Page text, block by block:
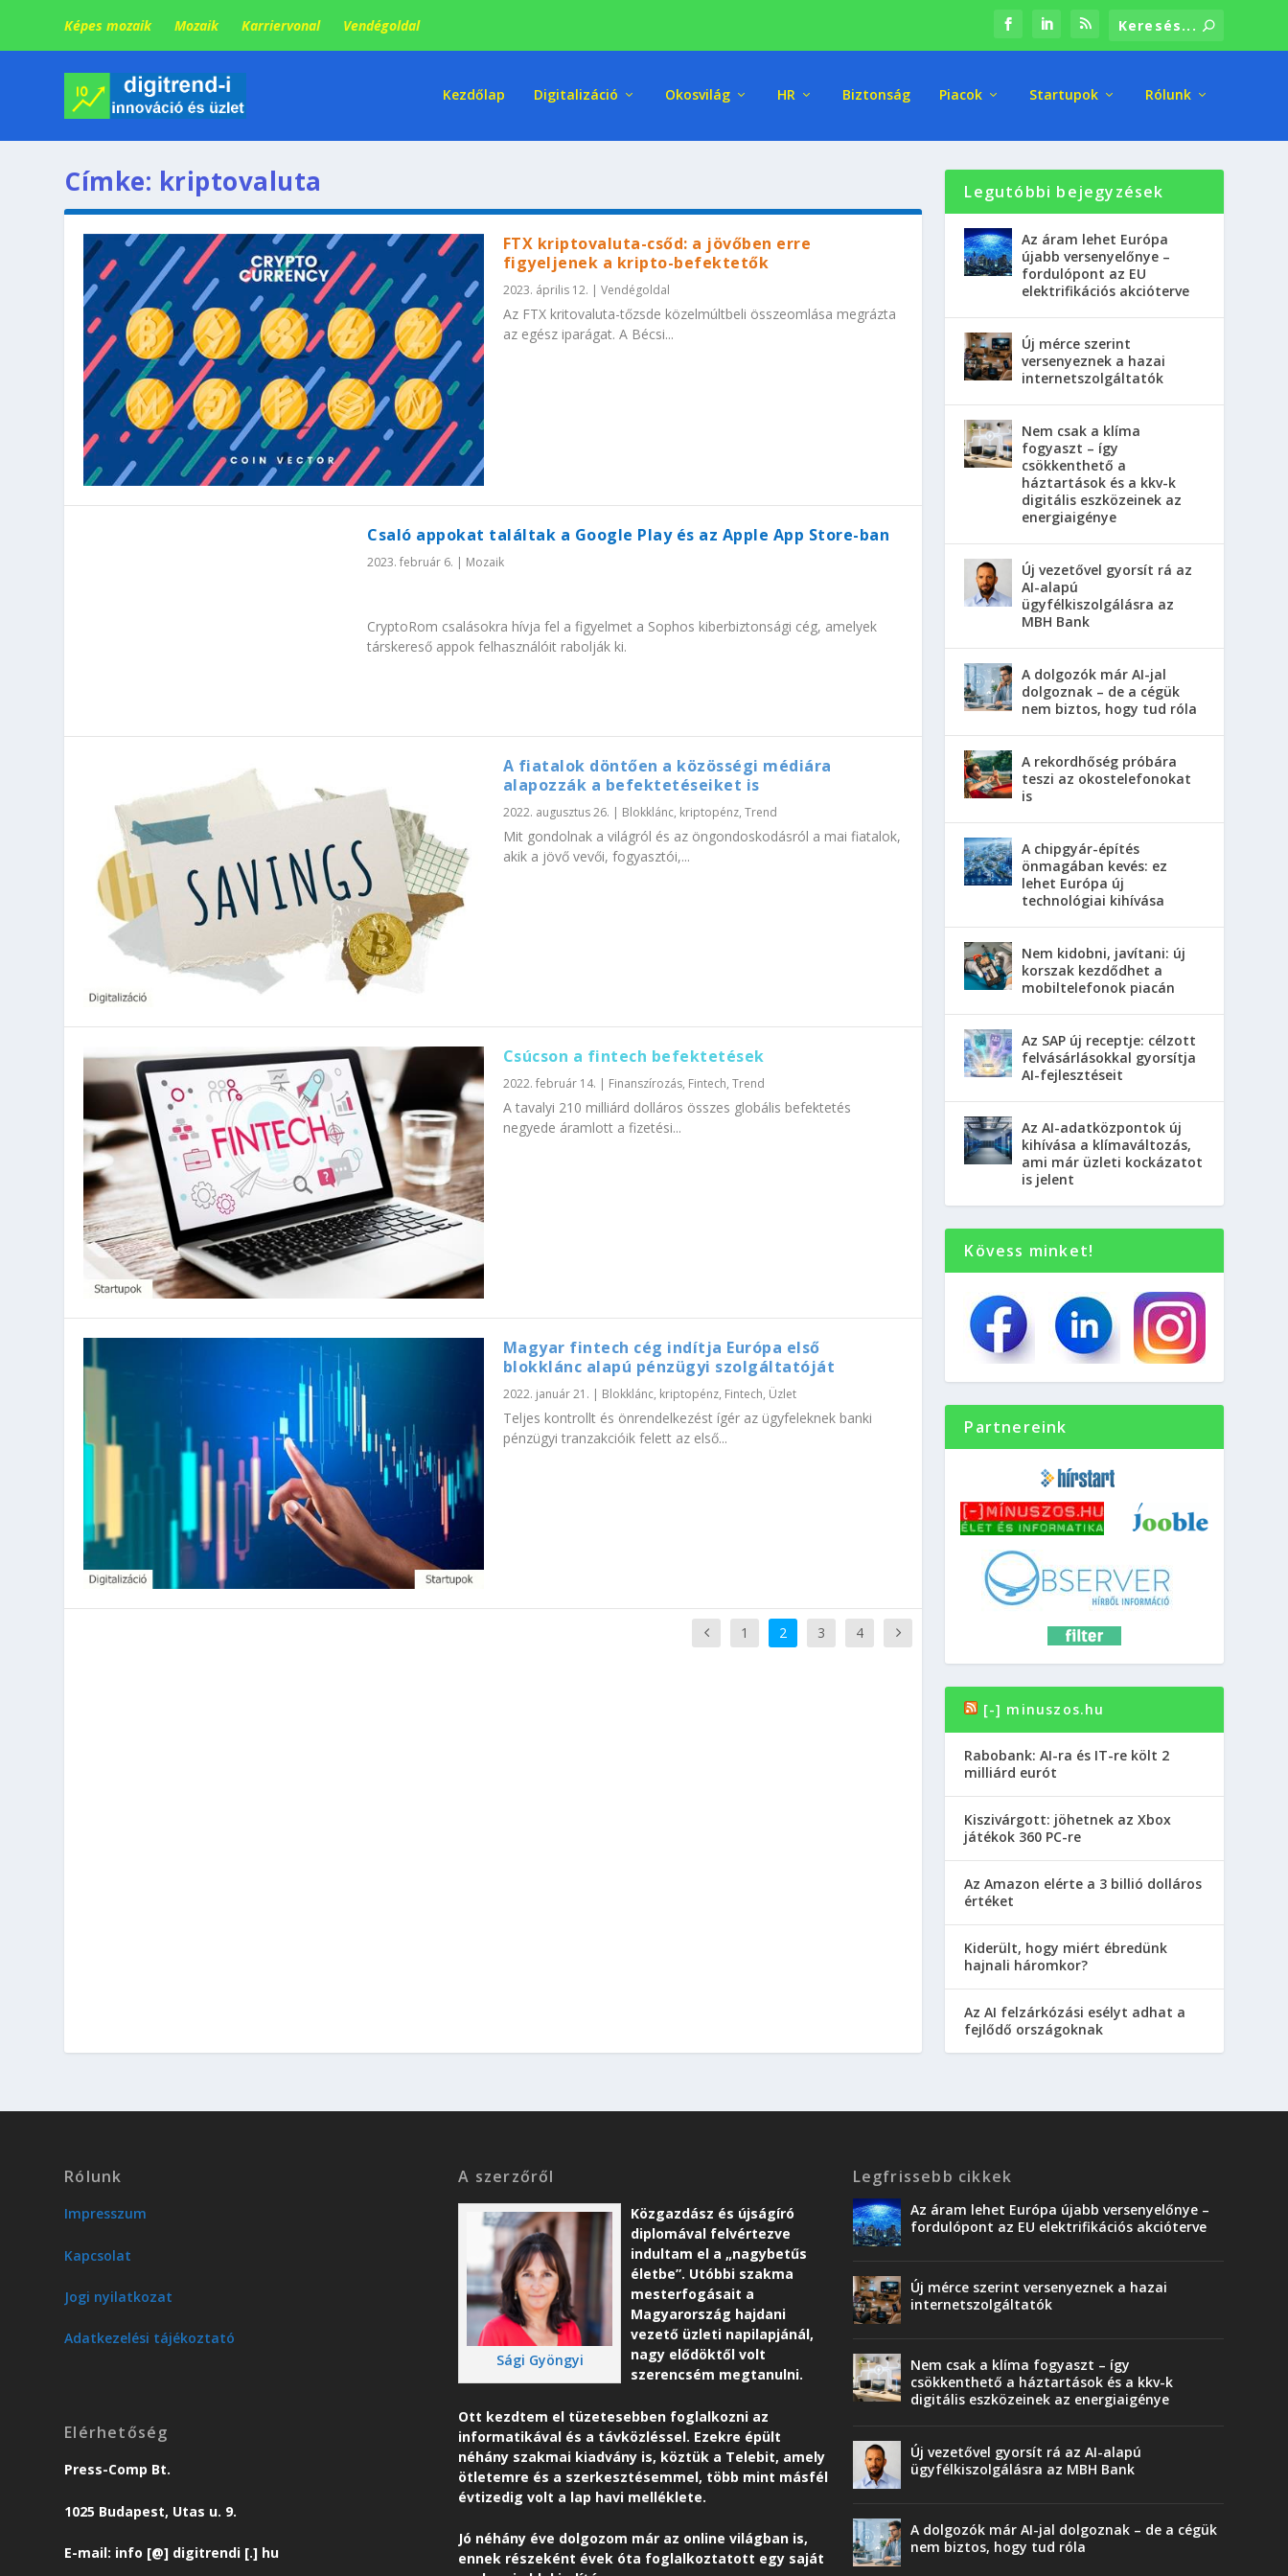
Képes mozaik Mozaik Karriervonal Vendégoldal
Kezdőlap Digitalizáció Okosvilág HR Biztonság Piacok Startupok Rólunk
Címke: kriptovaluta
FTX kriptovaluta-csőd: a jövőben erre
figyeljenek a kripto-befektetők
2023. április 12. | Vendégoldal
Az FTX kritovaluta-tőzsde közelmúltbeli összeomlása megrázta
az egész iparágat. A Bécsi...
Csaló appokat találtak a Google Play és az Apple App Store-ban
2023. február 6. | Mozaik
CryptoRom csalásokra hívja fel a figyelmet a Sophos kiberbiztonsági cég, amelyek
társkereső appok felhasználóit rabolják ki.
A fiatalok döntően a közösségi médiára
alapozzák a befektetéseiket is
2022. augusztus 26. | Blokklánc, kriptopénz, Trend
Mit gondolnak a világról és az öngondoskodásról a mai fiatalok,
akik a jövő vevői, fogyasztói,...
Csúcson a fintech befektetések
2022. február 14. | Finanszírozás, Fintech, Trend
A tavalyi 210 milliárd dolláros összes globális befektetés
negyede áramlott a fizetési...
Magyar fintech cég indítja Európa első
blokklánc alapú pénzügyi szolgáltatóját
2022. január 21. | Blokklánc, kriptopénz, Fintech, Üzlet
Teljes kontrollt és önrendelkezést ígér az ügyfeleknek banki
pénzügyi tranzakcióik felett az első...
1 2 3 4
Legutóbbi bejegyzések
Az áram lehet Európa
újabb versenyelőnye –
fordulópont az EU
elektrifikációs akcióterve
Új mérce szerint
versenyeznek a hazai
internetszolgáltatók
Nem csak a klíma
fogyaszt – így
csökkenthető a
háztartások és a kkv-k
digitális eszközeinek az
energiaigénye
Új vezetővel gyorsít rá az
AI-alapú
ügyfélkiszolgálásra az
MBH Bank
A dolgozók már AI-jal
dolgoznak – de a cégük
nem biztos, hogy tud róla
A rekordhőség próbára
teszi az okostelefonokat
is
A chipgyár-építés
önmagában kevés: ez
lehet Európa új
technológiai kihívása
Nem kidobni, javítani: új
korszak kezdődhet a
mobiltelefonok piacán
Az SAP új receptje: célzott
felvásárlásokkal gyorsítja
AI-fejlesztéseit
Az AI-adatközpontok új
kihívása a klímaváltozás,
ami már üzleti kockázatot
is jelent
Kövess minket!
Partnereink
[-] minuszos.hu
Rabobank: AI-ra és IT-re költ 2
milliárd eurót
Kiszivárgott: jöhetnek az Xbox
játékok 360 PC-re
Az Amazon elérte a 3 billió dolláros
értéket
Kiderült, hogy miért ébredünk
hajnali háromkor?
Az AI felzárkózási esélyt adhat a
fejlődő országoknak
Rólunk
Impresszum
Kapcsolat
Jogi nyilatkozat
Adatkezelési tájékoztató
Elérhetőség
Press-Comp Bt.
1025 Budapest, Utas u. 9.
E-mail: info [@] digitrendi [.] hu
A szerzőről
Sági Gyöngyi
Közgazdász és újságíró
diplomával felvértezve
indultam el a „nagybetűs
életbe”. Utóbbi szakma
mesterfogásait a
Magyarország hajdani
vezető üzleti napilapjánál,
nagy elődöktől volt
szerencsém megtanulni.
Ott kezdtem el tüzetesebben foglalkozni az
informatikával és a távközléssel. Ezekre épült
néhány szakmai kiadvány is, köztük a Telebit, amely
ötletemre és a szerkesztésemmel, több mint másfél
évtizedig volt a lap havi melléklete.
Jó néhány éve dolgozom már az online világban is,
ennek részeként évek óta foglalkoztatott egy saját
Legfrissebb cikkek
Az áram lehet Európa újabb versenyelőnye –
fordulópont az EU elektrifikációs akcióterve
Új mérce szerint versenyeznek a hazai
internetszolgáltatók
Nem csak a klíma fogyaszt – így
csökkenthető a háztartások és a kkv-k
digitális eszközeinek az energiaigénye
Új vezetővel gyorsít rá az AI-alapú
ügyfélkiszolgálásra az MBH Bank
A dolgozók már AI-jal dolgoznak – de a cégük
nem biztos, hogy tud róla